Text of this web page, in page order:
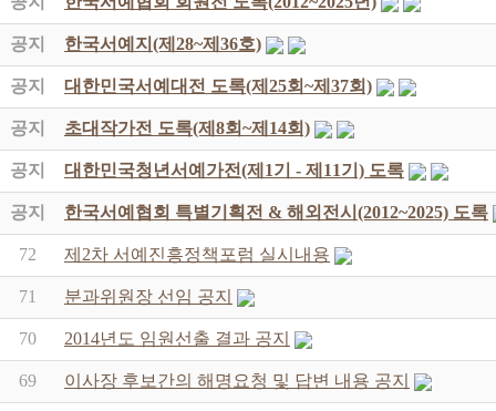
공지 한국서예지(제28~제36호)
공지 대한민국서예대전 도록(제25회~제37회)
공지 초대작가전 도록(제8회~제14회)
공지 대한민국청년서예가전(제1기 - 제11기) 도록
공지 한국서예협회 특별기획전 & 해외전시(2012~2025) 도록
72 제2차 서예진흥정책포럼 실시내용
71 분과위원장 선임 공지
70 2014년도 임원선출 결과 공지
69 이사장 후보간의 해명요청 및 답변 내용 공지